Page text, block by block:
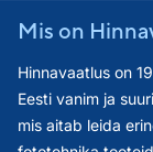
Mis on
Hinnavaatlus on
Eesti vanim ja
mis aitab leida